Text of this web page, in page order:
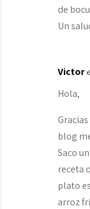
de
Un
Victor
Hola,
blog
Saco
receta
plato
arroz